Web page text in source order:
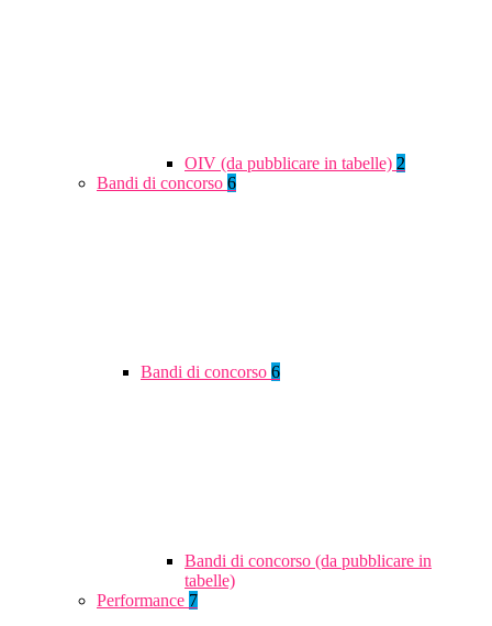
OIV (da pubblicare in tabelle) 2
Bandi di concorso 6
Bandi di concorso 6
Bandi di concorso (da pubblicare in
tabelle)
Performance 7